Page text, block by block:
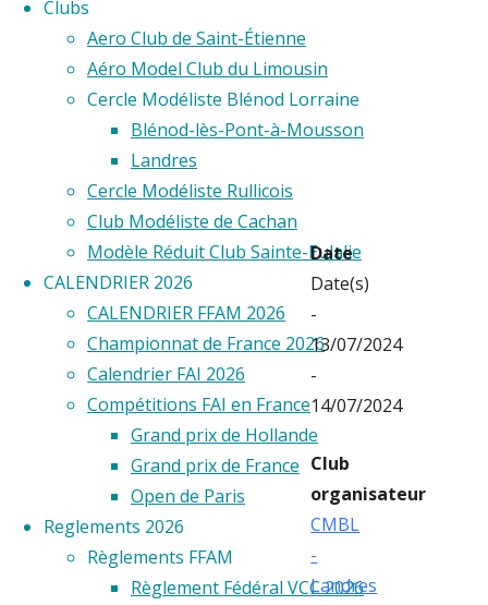
Clubs
Aero Club de Saint-Étienne
Aéro Model Club du Limousin
Cercle Modéliste Blénod Lorraine
Blénod-lès-Pont-à-Mousson
Landres
Cercle Modéliste Rullicois
Club Modéliste de Cachan
Modèle Réduit Club Sainte-Eulalie
CALENDRIER 2026
CALENDRIER FFAM 2026
Championnat de France 2026
Calendrier FAI 2026
Compétitions FAI en France
Grand prix de Hollande
Grand prix de France
Open de Paris
Reglements 2026
Règlements FFAM
Règlement Fédéral VCC 2026
FRANCE
2024
Date
Date(s)
-
13/07/2024
-
14/07/2024
Club
organisateur
CMBL
-
Landres